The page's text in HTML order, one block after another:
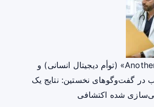
فناوری «Another Me» (توأم دیجیتال انسانی) و
گفت‌وگوهای نخستین: نتایج یک
شده اکتشافی